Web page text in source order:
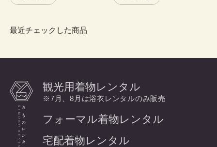
最近チェックした商品
観光用着物レンタル
※7月、8月は浴衣レンタルのみ販売
フォーマル着物レンタル
宅配着物レンタル